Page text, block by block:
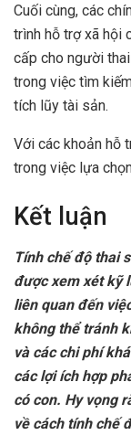
Cuối cùng, các
trình hỗ trợ xã hội
cấp cho người
trong việc tìm
tích lũy tài sản.
Với các khoản hỗ
trong việc lựa
Kết luận
Tính chế độ thai
được xem xét kỹ
liên quan đến
không thể tránh
và các chi phí
các lợi ích hợp
có con. Hy vọng
về cách tính chế